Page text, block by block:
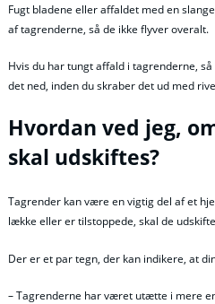
Fugt bladene eller affaldet med en
af tagrenderne, så de ikke flyver overalt.
Hvis du har tungt affald i tagrenderne,
det ned, inden du skraber det ud med
Hvordan ved jeg,
skal udskiftes?
Tagrender kan være en vigtig del af et
lække eller er tilstoppede, skal de
Der er et par tegn, der kan indikere, at
– Tagrenderne har været utætte i mere